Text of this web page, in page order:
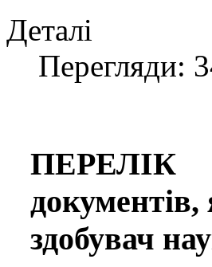
Деталі
Перегляди:
ПЕРЕЛІК
документів,
здобувач